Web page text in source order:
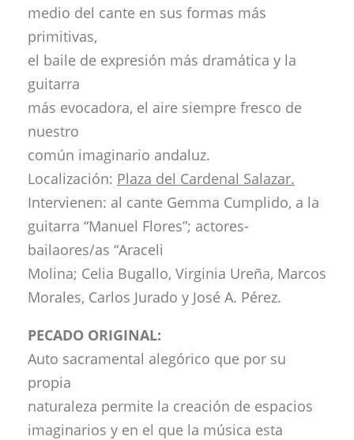
medio del cante en sus formas más
primitivas,
el baile de expresión más dramática y la
guitarra
más evocadora, el aire siempre fresco de
nuestro
común imaginario andaluz.
Localización: Plaza del Cardenal Salazar.
Intervienen: al cante Gemma Cumplido, a la
guitarra “Manuel Flores”; actores-
bailaores/as “Araceli
Molina; Celia Bugallo, Virginia Ureña, Marcos
Morales, Carlos Jurado y José A. Pérez.
PECADO ORIGINAL:
Auto sacramental alegórico que por su
propia
naturaleza permite la creación de espacios
imaginarios y en el que la música esta